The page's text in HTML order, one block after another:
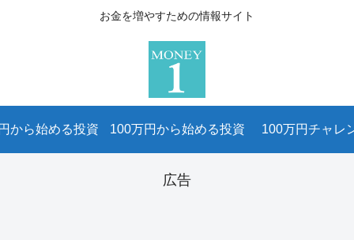
お金を増やすための情報サイト
から始める投資 100万円から始める投資 100万円チャレ
広告